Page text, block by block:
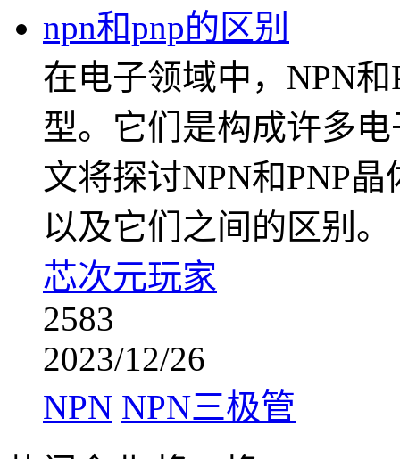
npn和pnp的区别
在电子领域中，NPN
型。它们是构成许多
文将探讨NPN和PNP
以及它们之间的区别。
芯次元玩家
2583
2023/12/26
NPN NPN三极管